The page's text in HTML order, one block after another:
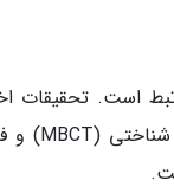
است. تحقیقات